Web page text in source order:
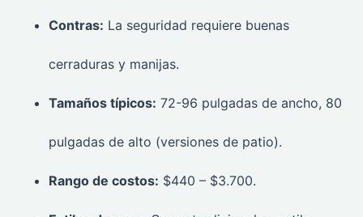
Contras: La seguridad requiere buenas
cerraduras y manijas.
Tamaños típicos: 72-96 pulgadas de ancho, 80
pulgadas de alto (versiones de patio).
Rango de costos: $440 – $3.700.